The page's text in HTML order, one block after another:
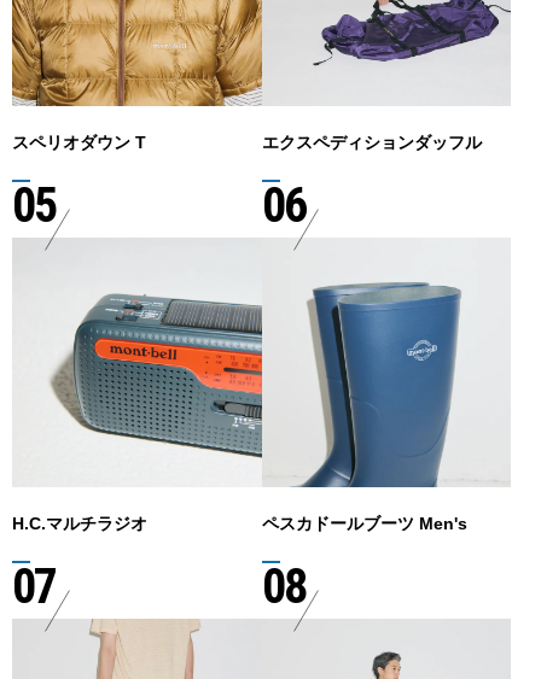
スペリオダウン T エクスペディションダッフル
05
H.C.マルチラジオ
06
ペスカドールブーツ Men's
07 08